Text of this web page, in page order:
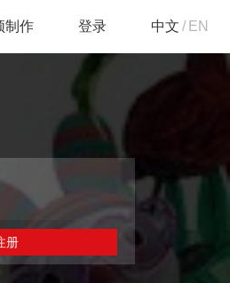
制作 登录 中文 / EN
册